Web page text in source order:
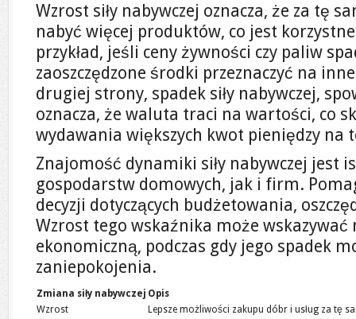
Wzrost siły nabywczej oznacza, że za tę
nabyć więcej produktów, co jest
przykład, jeśli ceny żywności czy paliw
zaoszczędzone środki przeznaczyć na
drugiej strony, spadek siły nabywczej,
oznacza, że waluta traci na wartości, co
wydawania większych kwot pieniędzy na
Znajomość dynamiki siły nabywczej jest
gospodarstw domowych, jak i firm.
decyzji dotyczących budżetowania,
Wzrost tego wskaźnika może
ekonomiczną, podczas gdy jego spadek
zaniepokojenia.
Zmiana siły nabywczej Opis
Wzrost
Lepsze możliwości zakupu dóbr i usług za tę